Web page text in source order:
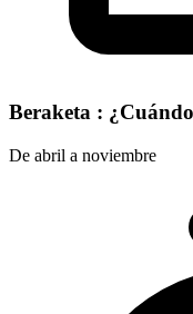
Beraketa :
De abril a noviembre